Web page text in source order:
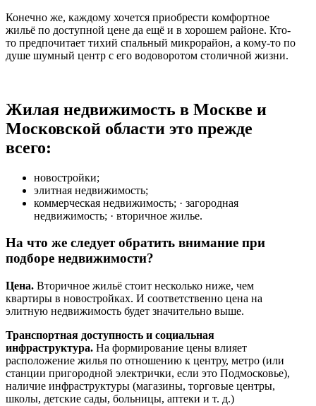
Конечно же, каждому хочется приобрести комфортное
жильё по доступной цене да ещё и в хорошем районе. Кто-
то предпочитает тихий спальный микрорайон, а кому-то по
душе шумный центр с его водоворотом столичной жизни.
Жилая недвижимость в Москве и
Московской области это прежде
всего:
новостройки;
элитная недвижимость;
коммерческая недвижимость; · загородная
недвижимость; · вторичное жилье.
На что же следует обратить внимание при
подборе недвижимости?
Цена. Вторичное жильё стоит несколько ниже, чем
квартиры в новостройках. И соответственно цена на
элитную недвижимость будет значительно выше.
Транспортная доступность и социальная
инфраструктура. На формирование цены влияет
расположение жилья по отношению к центру, метро (или
станции пригородной электрички, если это Подмосковье),
наличие инфраструктуры (магазины, торговые центры,
школы, детские сады, больницы, аптеки и т. д.)